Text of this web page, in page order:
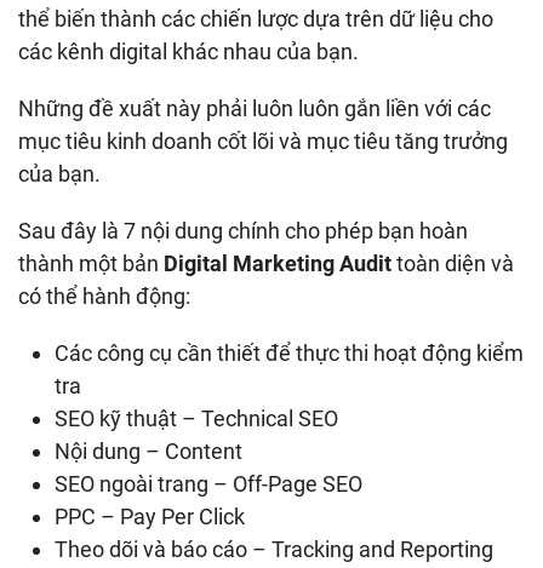
thể biến thành các chiến lược dựa trên dữ liệu cho
các kênh digital khác nhau của bạn.
Những đề xuất này phải luôn luôn gắn liền với các
mục tiêu kinh doanh cốt lõi và mục tiêu tăng trưởng
của bạn.
Sau đây là 7 nội dung chính cho phép bạn hoàn
thành một bản Digital Marketing Audittoàn diện và
có thể hành động:
Các công cụ cần thiết để thực thi hoạt động kiểm
tra
SEO kỹ thuật – Technical SEO
Nội dung – Content
SEO ngoài trang – Off-Page SEO
PPC – Pay Per Click
Theo dõi và báo cáo – Tracking and Reporting